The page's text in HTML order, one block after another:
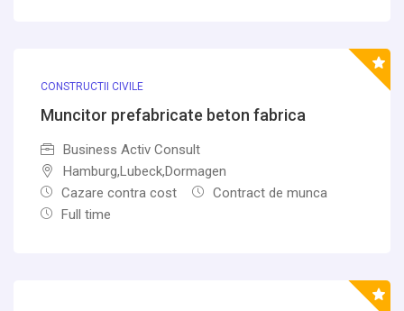
CONSTRUCTII CIVILE
Muncitor prefabricate beton fabrica
Business Activ Consult
Hamburg,Lubeck,Dormagen
Cazare contra cost
Contract de munca
Full time